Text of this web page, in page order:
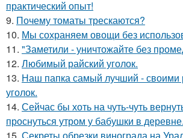
практический опыт!
9. Почему томаты трескаются?
10. Мы сохраняем овощи без
11. "Заметили - уничтожайте без
12. Любимый райский уголок.
13. Наш папка самый лучший - своими
уголок.
14. Сейчас бы хоть на чуть-чуть
проснуться утром у бабушки в деревне.